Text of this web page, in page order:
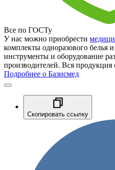
Все по ГОСТу
У нас можно приобрести
комплекты одноразового белья
инструменты и оборудование
производителей. Вся продукция
Подробнее о Базисмед
Скопировать ссылку